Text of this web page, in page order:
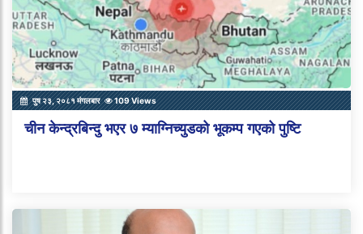
पुष २३, २०८१ मंगलबार 109 Views
चीन केन्द्रबिन्दु भएर ७ म्याग्निच्युडको भूकम्प गएको पुष्टि